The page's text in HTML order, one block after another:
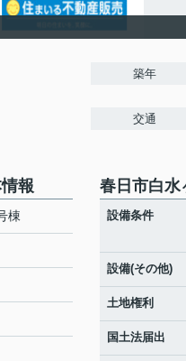
築年
交通
報
棟
春日市白
設備条件
設備(その他)
土地権利
国土法届出